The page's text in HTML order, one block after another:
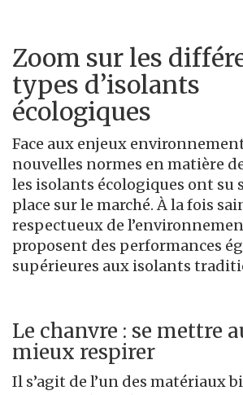
Zoom sur les
types d’isolants
écologiques
Face aux enjeux
nouvelles normes en matière
les isolants écologiques ont su
place sur le marché. À la fois
respectueux de
proposent des performances
supérieures aux isolants
Le chanvre : se mettre
mieux respirer
Il s’agit de l’un des matériaux